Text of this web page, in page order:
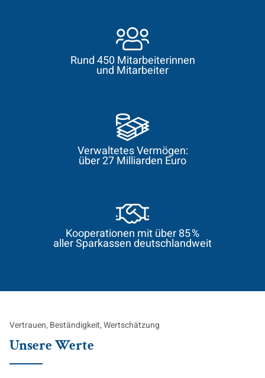
Rund 450 Mitarbeiterinnen
und Mitarbeiter
Verwaltetes Vermögen:
über 27 Milliarden Euro
Kooperationen mit über 85 %
aller Sparkassen deutschlandweit
Vertrauen, Beständigkeit, Wertschätzung
Unsere Werte